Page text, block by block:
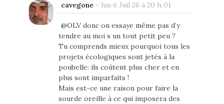
cavegone- lun 6 Juil 26 à 20 h 01
@OLV donc on essaye même pas d’y
tendre au moi s un tout petit peu ?
Tu comprends mieux pourquoi tous les
projets écologiques sont jetés à la
poubelle: ils coûtent plus cher et en
plus sont imparfaits !
Mais est-ce une raison pour faire la
sourde oreille à ce qui imposera des